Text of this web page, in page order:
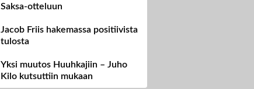
Saksa-otteluun
Jacob Friis hakemassa positiivista
tulosta
Yksi muutos Huuhkajiin – Juho
Kilo kutsuttiin mukaan